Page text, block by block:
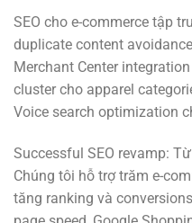
SEO cho e-commerce tập
duplicate content
Merchant Center
cluster cho apparel
Voice search optimization
Successful SEO revamp:
Chúng tôi hỗ trợ trăm e-
tăng ranking và